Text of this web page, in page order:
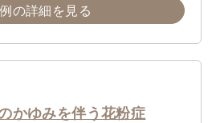
の詳細を見る
かゆみを伴う花粉症